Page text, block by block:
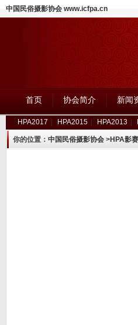
中国民俗摄影协会 www.icfpa.cn
首页 协会简介 新闻
HPA2017 HPA2015 HPA2013
你的位置： 中国民俗摄影协会 >HPA影赛